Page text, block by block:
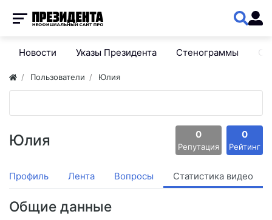
Новости Указы Президента Стенограммы
Пользователи Юлия
Юлия 0
Репутация
0
Рейтинг
Профиль Лента Вопросы Статистика видео
Общие данные